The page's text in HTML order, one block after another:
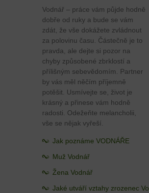
Vodnář – práce vám půjde hodně
dobře od ruky a bude se vám
zdát, že vše dokážete zvládnout
za polovinu času. Částečně je to
pravda, ale dejte si pozor na
chyby způsobené zbrklostí a
přílišným sebevědomím. Partner
by vás měl něčím příjemně
potěšit. Usmívejte se, život je
krásný a přinese vám hodně
radosti. Odežeňte melancholii,
vše se nějak vyřeší.
Jak poznáme VODNÁŘE
Muž Vodnář
Žena Vodnář
Jaké utváří vztahy zrozenec